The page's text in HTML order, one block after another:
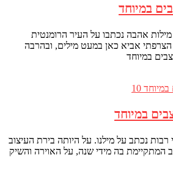
במיוחד
מילות אהבה נכתבו על העיר הרומנטית
אביא כאן במעט מילים, ובהרבה
במיוחד
במיוחד
רבות נכתב על מילנו. על היותה בירת העיצוב
המתקיימת בה מידי שנה, על האוירה והשיק